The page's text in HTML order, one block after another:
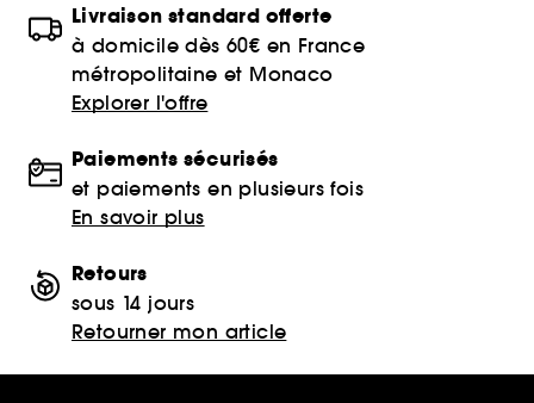
Livraison standard offerte
à domicile dès 60€ en France
métropolitaine et Monaco
Explorer l'offre
Paiements sécurisés
et paiements en plusieurs fois
En savoir plus
Retours
sous 14 jours
Retourner mon article